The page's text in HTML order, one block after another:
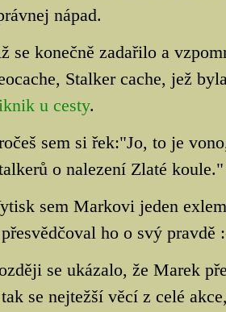
nápad.
se konečně zadařilo a
Stalker cache, jež
u cesty.
sem si řek:"Jo, to je
o nalezení Zlaté koule."
sem Markovi jeden
ho o svý pravdě
se ukázalo, že Marek
se nejtežší věcí z celé